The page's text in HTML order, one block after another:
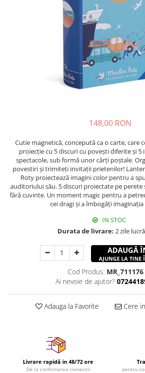
148,00 RON
Cutie magnetică, concepută ca o carte, care
proiecție cu 5 discuri cu povești diferite și
spectacole, sub formă unor cărți poștale.
povestiri și trimiteți invitații prietenilor!
Roty proiectează imagini color pentru a
auditoriului său. 5 discuri proiectate pe
fără cuvinte. Un moment magic pentru a
cei dragi și a îmbogăți
IN STOC
Durata de livrare: 2 zile
ADAUGĂ
AJUNGE LA TINE
Cod Produs: MR_711176
Ai nevoie de ajutor?
Adauga la Favorite Cere
Livrare rapidă in 48/72 ore
De la confirmarea comenzii pentru